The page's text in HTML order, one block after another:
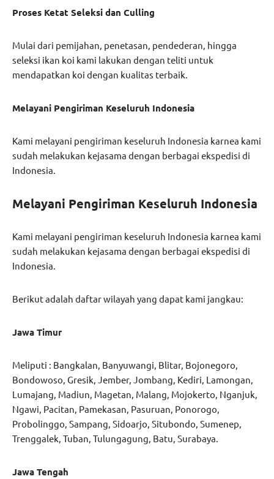
Proses Ketat Seleksi dan Culling
Mulai dari pemijahan, penetasan, pendederan, hingga
seleksi ikan koi kami lakukan dengan teliti untuk
mendapatkan koi dengan kualitas terbaik.
Melayani Pengiriman Keseluruh Indonesia
Kami melayani pengiriman keseluruh Indonesia karnea kami
sudah melakukan kejasama dengan berbagai ekspedisi di
Indonesia.
Melayani Pengiriman Keseluruh Indonesia
Kami melayani pengiriman keseluruh Indonesia karnea kami
sudah melakukan kejasama dengan berbagai ekspedisi di
Indonesia.
Berikut adalah daftar wilayah yang dapat kami jangkau:
Jawa Timur
Meliputi : Bangkalan, Banyuwangi, Blitar, Bojonegoro,
Bondowoso, Gresik, Jember, Jombang, Kediri, Lamongan,
Lumajang, Madiun, Magetan, Malang, Mojokerto, Nganjuk,
Ngawi, Pacitan, Pamekasan, Pasuruan, Ponorogo,
Probolinggo, Sampang, Sidoarjo, Situbondo, Sumenep,
Trenggalek, Tuban, Tulungagung, Batu, Surabaya.
Jawa Tengah